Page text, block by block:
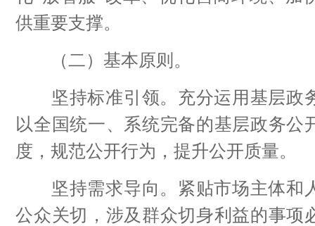
供重要支撑。
（二）基本原则。
坚持标准引领。充分运用基层政
以全国统一、系统完备的基层政务
度，规范公开行为，提升公开质量。
坚持需求导向。紧贴市场主体和
公众关切，涉及群众切身利益的事项